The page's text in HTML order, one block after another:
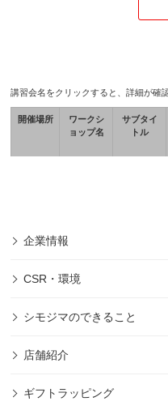
講習会名をクリックすると、詳細が確
開催場所
ワークシ
ョップ名
サブタイ
トル
企業情報
CSR・環境
シモジマのできること
店舗紹介
ギフトラッピング